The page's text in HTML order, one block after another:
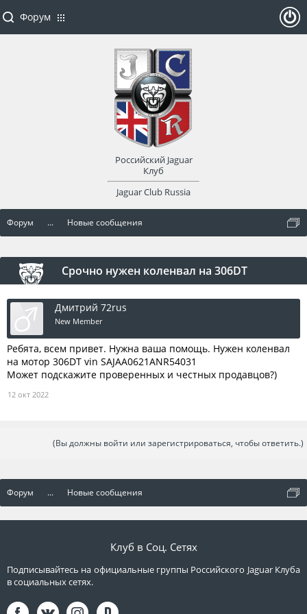
Форум ... Новые сообщения
Срочно нужен коленвал на 306DT
Дмитрий 72rus
New Member
Ребята, всем привет. Нужна ваша помощь. Нужен коленвал
на мотор 306DT vin SAJAA0621ANR54031
Может подскажите проверенных и честных продавцов?)
12 окт 2022
(Вы должны войти или зарегистрироваться, чтобы ответить.)
Форум ... Новые сообщения
Форум
Российский Jaguar
Клуб
Jaguar Club Russia
оват
Клуб в Соц. Сетях
Подписывайтесь на официальные группы Российского Jaguar Клуба
в социальных сетях.